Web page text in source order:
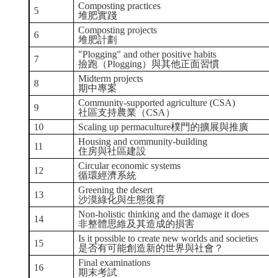
5
Composting practices
堆肥實踐
6
Composting projects
堆肥計劃
7
"Plogging" and other positive habits
撿跑（Plogging）與其他正面習慣
8
Midterm projects
期中專案
9
Community-supported agriculture (CSA)
社區支持農業（CSA）
10
Scaling up permaculture樸門的擴展與推廣
11
Housing and community-building
住房與社區建設
12
Circular economic systems
循環經濟系統
13
Greening the desert
沙漠綠化與生態復育
14
Non-holistic thinking and the damage it does
非整體思維及其造成的損害
15
Is it possible to create new worlds and societies
是否有可能創造新的世界與社會？
16
Final examinations
期末考試